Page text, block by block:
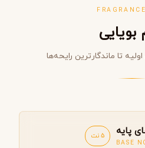
بویایی
تا ماندگارترین رایحه‌ها
پایه
BASE
5 نت